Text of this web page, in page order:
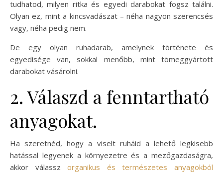
tudhatod, milyen ritka és egyedi darabokat fogsz találni.
Olyan ez, mint a kincsvadászat – néha nagyon szerencsés
vagy, néha pedig nem.
De egy olyan ruhadarab, amelynek története és
egyedisége van, sokkal menőbb, mint tömeggyártott
darabokat vásárolni.
2. Válaszd a fenntartható
anyagokat.
Ha szeretnéd, hogy a viselt ruháid a lehető legkisebb
hatással legyenek a környezetre és a mezőgazdaságra,
akkor válasszorganikus és természetes anyagokból